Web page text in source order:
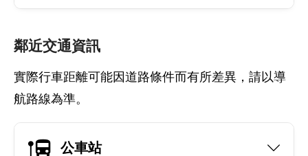
鄰近交通資訊
實際行車距離可能因道路條件而有所差異，請以導
航路線為準。
公車站